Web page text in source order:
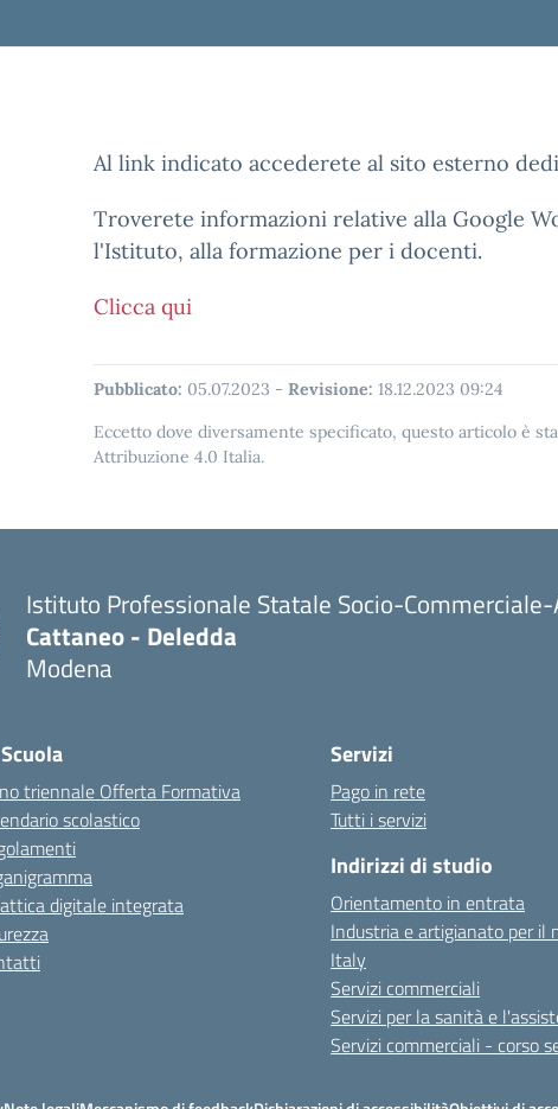
Al link indicato accederete al sito esterno
Troverete informazioni relative alla Google
l'Istituto, alla formazione per i docenti.
Clicca qui
Pubblicato: 05.07.2023 - Revisione: 18.12.2023 09:24
Eccetto dove diversamente specificato, questo articolo è
Attribuzione 4.0 Italia.
Istituto Professionale Statale Socio-
Cattaneo - Deledda
Modena
triennale Offerta Formativa
scolastico
digitale integrata
Servizi
Pago in rete
Tutti i servizi
Indirizzi di studio
Orientamento in entrata
Industria e artigianato per il
Italy
Servizi commerciali
Servizi per la sanità e
Servizi commerciali - corso